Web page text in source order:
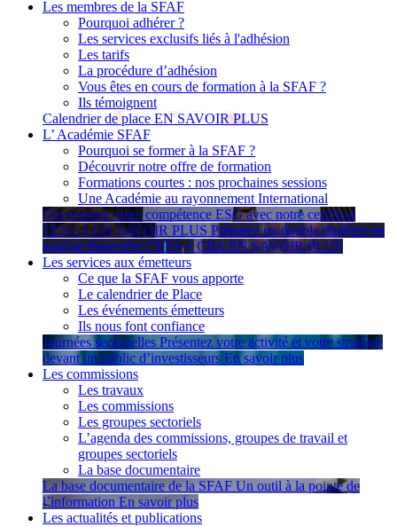
Les membres de la SFAF
Pourquoi adhérer ?
Les services exclusifs liés à l'adhésion
Les tarifs
La procédure d’adhésion
Vous êtes en cours de formation à la SFAF ?
Ils témoignent
Calendrier de place EN SAVOIR PLUS
L’ Académie SFAF
Pourquoi se former à la SFAF ?
Découvrir notre offre de formation
Formations courtes : nos prochaines sessions
Une Académie au rayonnement International
Développez votre compétence ESG avec notre certificat
CESGA EN SAVOIR PLUS Préparez un double diplôme en
analyse financière CEFA + CIIA EN SAVOIR PLUS
Les services aux émetteurs
Ce que la SFAF vous apporte
Le calendrier de Place
Les événements émetteurs
Ils nous font confiance
Journées sectorielles Présentez votre activité et votre stratégie
devant un public d’investisseurs En savoir plus
Les commissions
Les travaux
Les commissions
Les groupes sectoriels
L’agenda des commissions, groupes de travail et
groupes sectoriels
La base documentaire
La base documentaire de la SFAF Un outil à la pointe de
l’information En savoir plus
Les actualités et publications